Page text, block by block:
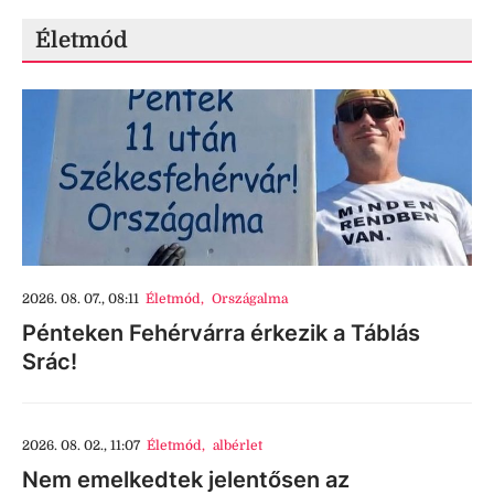
Életmód
2026. 08. 07., 08:11 Életmód, Országalma
Pénteken Fehérvárra érkezik a Táblás
Srác!
2026. 08. 02., 11:07 Életmód, albérlet
Nem emelkedtek jelentősen az